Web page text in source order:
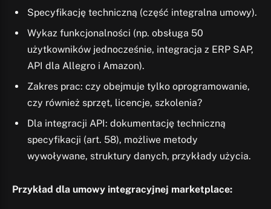
Specyfikację techniczną (część integralna umowy).
Wykaz funkcjonalności (np. obsługa 50
użytkowników jednocześnie, integracja z ERP SAP,
API dla Allegro i Amazon).
Zakres prac: czy obejmuje tylko oprogramowanie,
czy również sprzęt, licencje, szkolenia?
Dla integracji API: dokumentację techniczną
specyfikacji (art. 58), możliwe metody
wywoływane, struktury danych, przykłady użycia.
Przykład dla umowy integracyjnej marketplace: